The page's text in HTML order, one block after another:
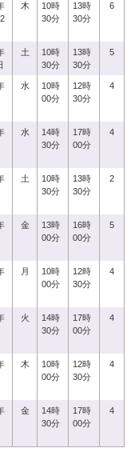
木
10時
30分
13時
30分
6
土
10時
30分
13時
30分
5
水
10時
00分
12時
30分
4
水
14時
30分
17時
00分
4
土
10時
30分
13時
30分
2
金
13時
00分
16時
00分
5
月
10時
00分
12時
30分
4
火
14時
30分
17時
00分
4
木
10時
00分
12時
30分
4
金
14時
30分
17時
00分
4